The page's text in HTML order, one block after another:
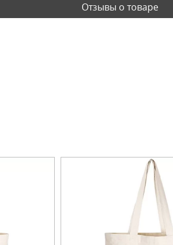
Отзывы о товаре